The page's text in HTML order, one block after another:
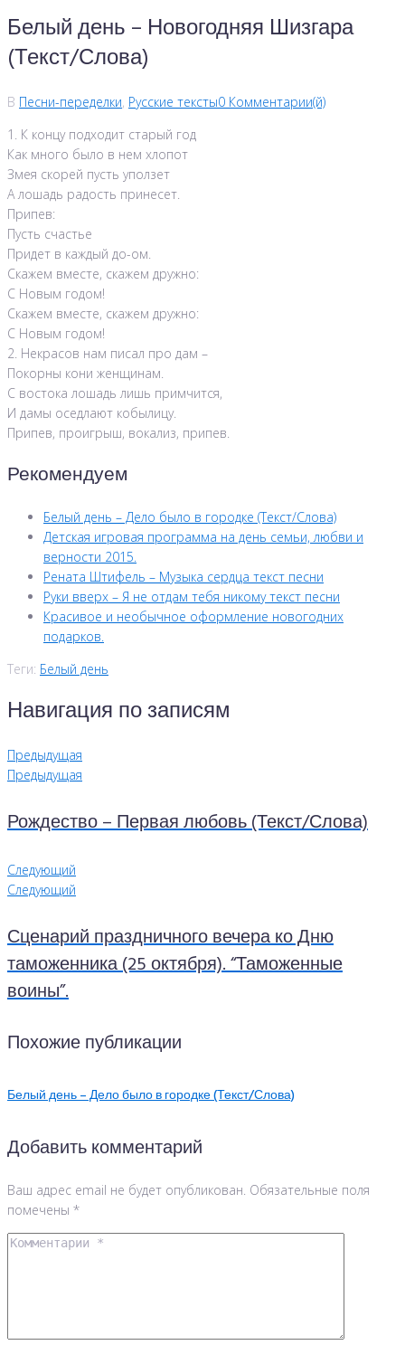
Белый день – Новогодняя Шизгара
(Текст/Слова)
В Песни-переделки, Русские тексты0 Комментарии(й)
1. К концу подходит старый год
Как много было в нем хлопот
Змея скорей пусть уползет
А лошадь радость принесет.
Припев:
Пусть счастье
Придет в каждый до-ом.
Скажем вместе, скажем дружно:
С Новым годом!
Скажем вместе, скажем дружно:
С Новым годом!
2. Некрасов нам писал про дам –
Покорны кони женщинам.
С востока лошадь лишь примчится,
И дамы оседлают кобылицу.
Припев, проигрыш, вокализ, припев.
Рекомендуем
Белый день – Дело было в городке (Текст/Слова)
Детская игровая программа на день семьи, любви и
верности 2015.
Рената Штифель – Музыка сердца текст песни
Руки вверх – Я не отдам тебя никому текст песни
Красивое и необычное оформление новогодних
подарков.
Теги: Белый день
Навигация по записям
Предыдущая
Предыдущая
Рождество – Первая любовь (Текст/Слова)
Следующий
Следующий
Сценарий праздничного вечера ко Дню
таможенника (25 октября). “Таможенные
воины”.
Похожие публикации
Белый день – Дело было в городке (Текст/Слова)
Добавить комментарий
Ваш адрес email не будет опубликован. Обязательные поля
помечены *